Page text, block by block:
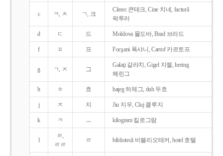
c ㅋ, ㅊ ㄱ, 크
Cîntec 큰테크, Cine 치네, facturǎ
팍투러
d ㄷ 드 Moldova 몰도바, Brad 브라드
f ㅍ 프 Focşani 폭샤니, Cartof 카르토프
g ㄱ, ㅈ 그
Galaţi 갈라치, Gigel 지젤, hering
헤린그
h ㅎ 흐 haţeg 하체그, duh 두흐
j ㅈ 지 Jiu 지우, Cluj 클루지
k ㅋ ㅡ kilogram 킬로그람
l
ㄹ,
ㄹㄹ
ㄹ bibliotecǎ 비블리오테커, hotel 호텔